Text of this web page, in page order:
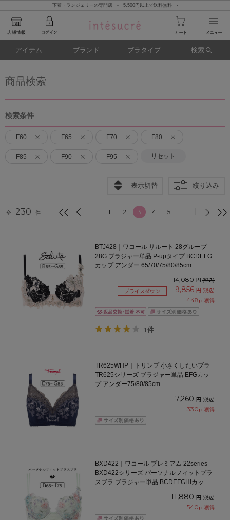
下着・ランジェリーの専門店 - 5,500円以上で送料無料 -
アイテム ブランド ブラタイプ 検索
商品検索
検索条件
F60 F65 F70 F80
F85 F90 F95 リセット
表示切替 絞り込み
全 230 件 1 2 3 4 5
BTJ428｜ワコール サルート 28グループ
28G ブラジャー単品 P-upタイプ BCDEFG
カップ アンダー 65/70/75/80/85cm
14,080 円(税込)
プライスダウン 9,856 円 (税込)
448pt獲得
1件
TR625WHP｜トリンプ 小さくしたいブラ
TR625シリーズ ブラジャー単品 EFGカッ
プ アンダー75/80/85cm
7,260 円 (税込)
330pt獲得
BXD422｜ワコール プレミアム 22series
BXD422シリーズ パーソナルフィットプラ
スブラ ブラジャー単品 BCDEFGHIカップ
11,880 円 (税込)
540pt獲得